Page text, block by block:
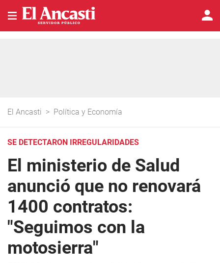
El Ancasti > Política y Economía
SE DETECTARON IRREGULARIDADES
El ministerio de Salud
anunció que no renovará
1400 contratos:
"Seguimos con la
motosierra"